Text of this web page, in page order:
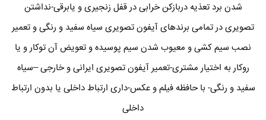
شدن برد تعذیه دربازکن خرابی در قفل زنجیری و یابرقی-نداشتن
تصویری در تمامی برندهای آیفون تصویری سیاه سفید و رنگی و تعمیر
نصب سیم کشی و معیوب شدن سیم پوسیده و تعویض آن توکار و یا
روکار به اختیار مشتری-تعمیر آیفون تصویری ایرانی و خارجی –سیاه
سفید و رنگی- با حافظه فیلم و عکس-داری ارتباط داخلی یا بدون ارتباط
داخلی